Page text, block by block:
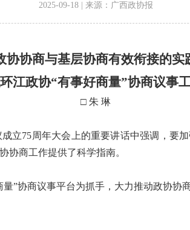
2025-09-18 | 来源：广西政协报
协协商与基层协商有效衔接的实
政协“有事好商量”协商议事
□ 朱 琳
75周年大会上的重要讲话中强调，要
协商工作提供了科学指南。
协商议事平台为抓手，大力推动政协协